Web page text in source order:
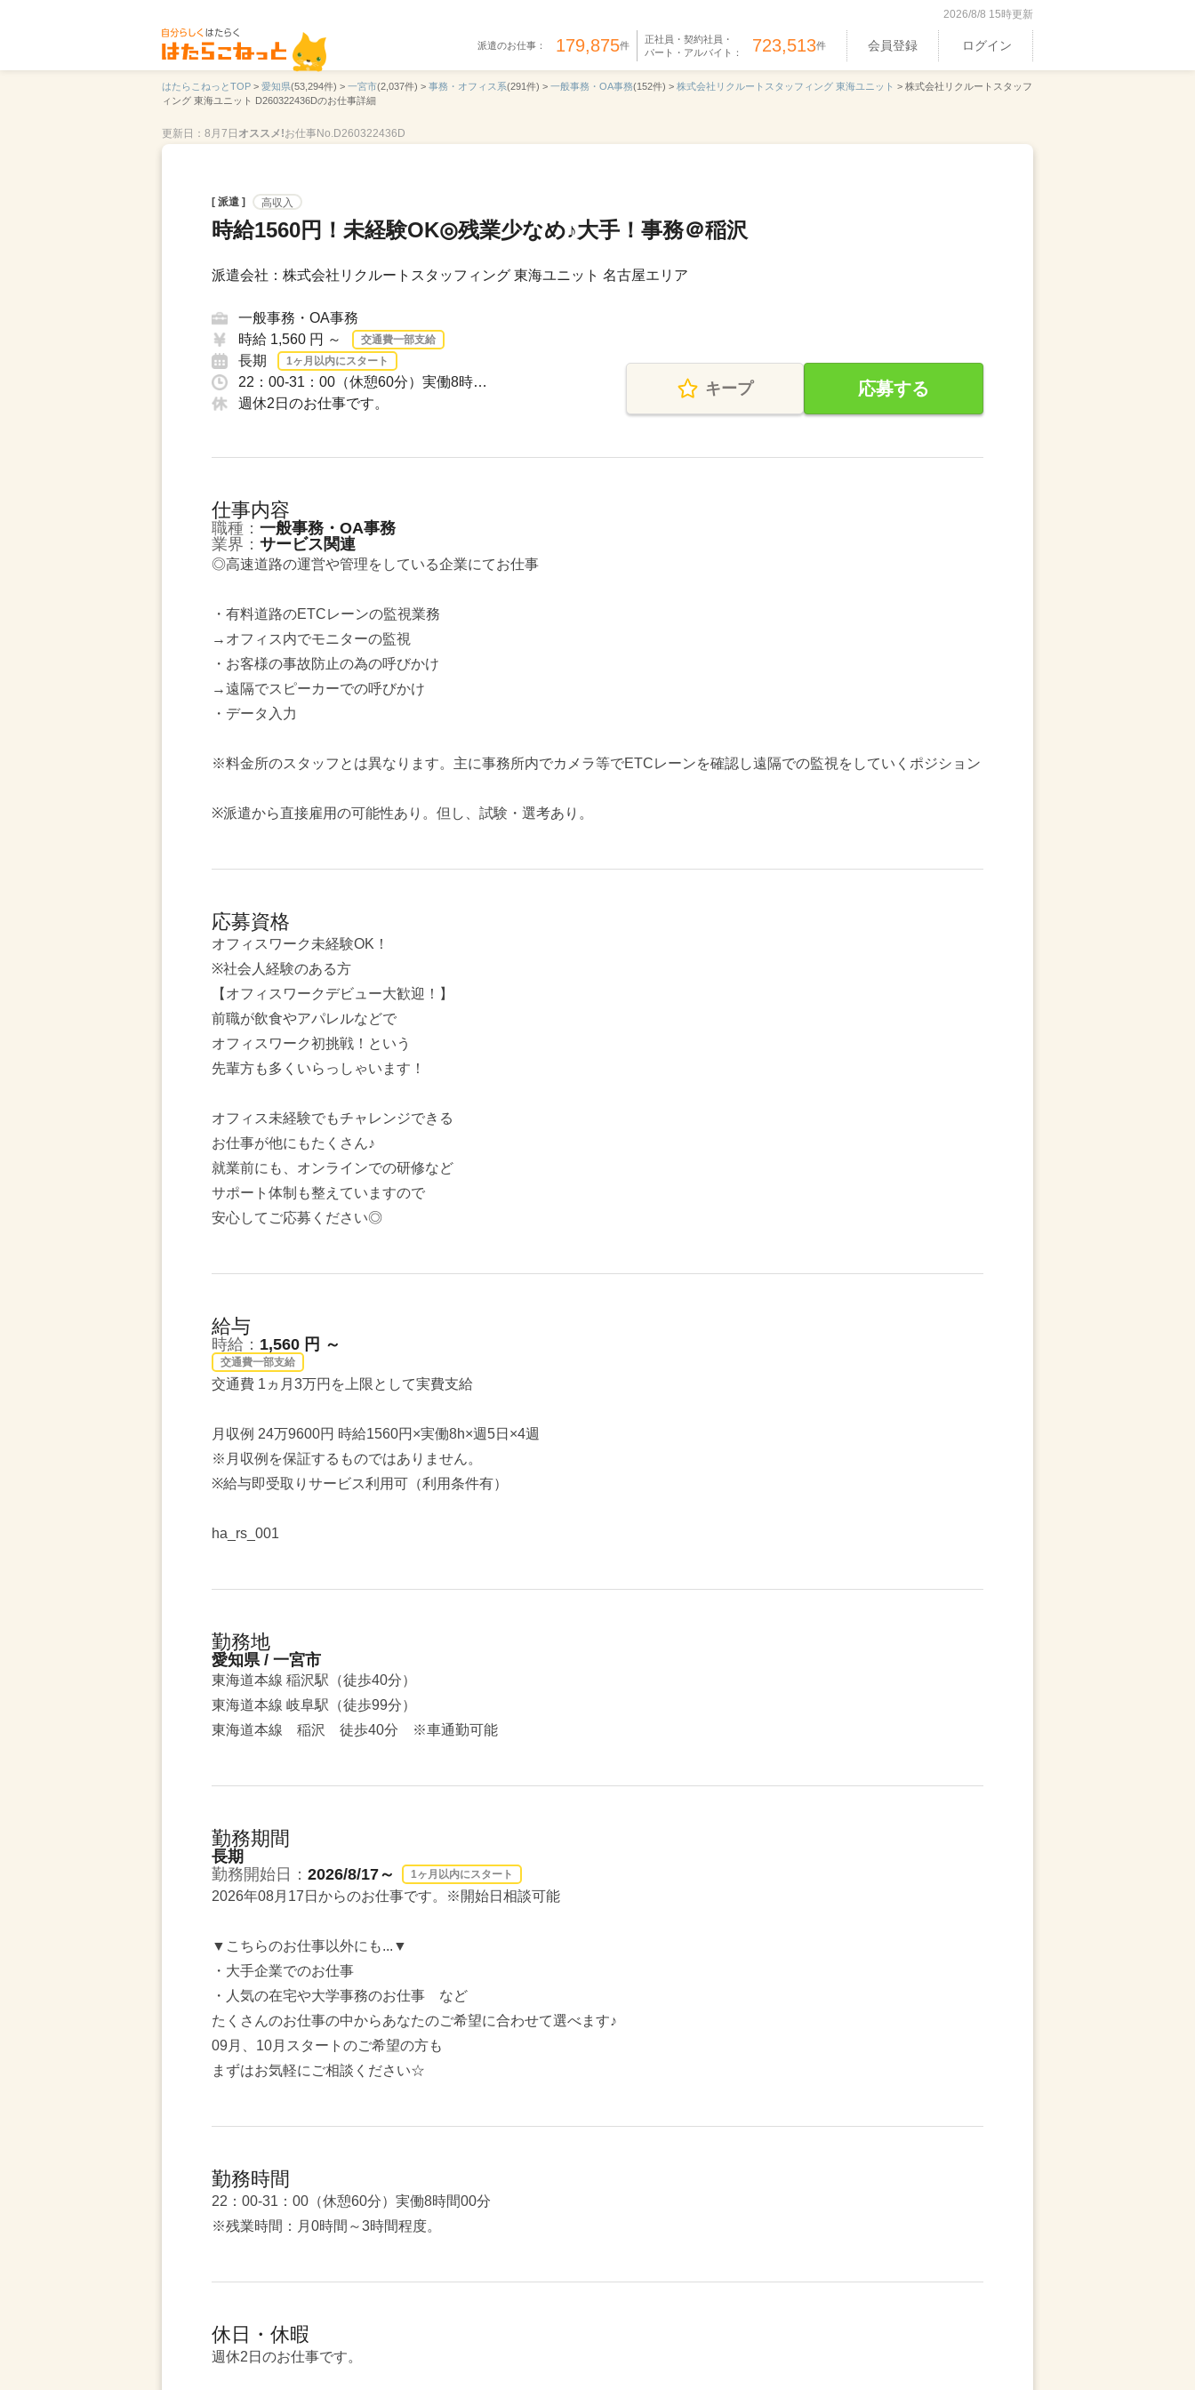
2026/8/8 15時更新
派遣のお仕事： 179,875件
正社員・契約社員・
パート・アルバイト： 723,513件 会員登録 ログイン
はたらこねっとTOP > 愛知県(53,294件) > 一宮市(2,037件) > 事務・オフィス系(291件) > 一般事務・OA事務(152件) > 株式会社リクルートスタッフィング 東海ユニット > 株式会社リクルートスタッフ
ィング 東海ユニット D260322436Dのお仕事詳細
更新日：8月7日 オススメ!お仕事No.D260322436D
[ 派遣 ] 高収入
時給1560円！未経験OK◎残業少なめ♪大手！事務＠稲沢
派遣会社：株式会社リクルートスタッフィング 東海ユニット 名古屋エリア
一般事務・OA事務
時給 1,560 円 ～
交通費一部支給
長期 1ヶ月以内にスタート
22：00-31：00（休憩60分）実働8時…
週休2日のお仕事です。
キープ 応募する
仕事内容
職種： 一般事務・OA事務
業界： サービス関連
◎高速道路の運営や管理をしている企業にてお仕事
・有料道路のETCレーンの監視業務
→オフィス内でモニターの監視
・お客様の事故防止の為の呼びかけ
→遠隔でスピーカーでの呼びかけ
・データ入力
※料金所のスタッフとは異なります。主に事務所内でカメラ等でETCレーンを確認し遠隔での監視をしていくポジション
※派遣から直接雇用の可能性あり。但し、試験・選考あり。
応募資格
オフィスワーク未経験OK！
※社会人経験のある方
【オフィスワークデビュー大歓迎！】
前職が飲食やアパレルなどで
オフィスワーク初挑戦！という
先輩方も多くいらっしゃいます！
オフィス未経験でもチャレンジできる
お仕事が他にもたくさん♪
就業前にも、オンラインでの研修など
サポート体制も整えていますので
安心してご応募ください◎
給与
時給： 1,560 円 ～
交通費一部支給
交通費 1ヵ月3万円を上限として実費支給
月収例 24万9600円 時給1560円×実働8h×週5日×4週
※月収例を保証するものではありません。
※給与即受取りサービス利用可（利用条件有）
ha_rs_001
勤務地
愛知県 / 一宮市
東海道本線 稲沢駅（徒歩40分）
東海道本線 岐阜駅（徒歩99分）
東海道本線 稲沢 徒歩40分 ※車通勤可能
勤務期間
長期
勤務開始日： 2026/8/17～ 1ヶ月以内にスタート
2026年08月17日からのお仕事です。※開始日相談可能
▼こちらのお仕事以外にも...▼
・大手企業でのお仕事
・人気の在宅や大学事務のお仕事 など
たくさんのお仕事の中からあなたのご希望に合わせて選べます♪
09月、10月スタートのご希望の方も
まずはお気軽にご相談ください☆
勤務時間
22：00-31：00（休憩60分）実働8時間00分
※残業時間：月0時間～3時間程度。
休日・休暇
週休2日のお仕事です。